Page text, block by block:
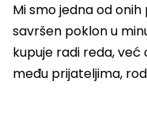
Mi smo jedna od
savršen poklon u
kupuje radi reda,
među prijateljima,